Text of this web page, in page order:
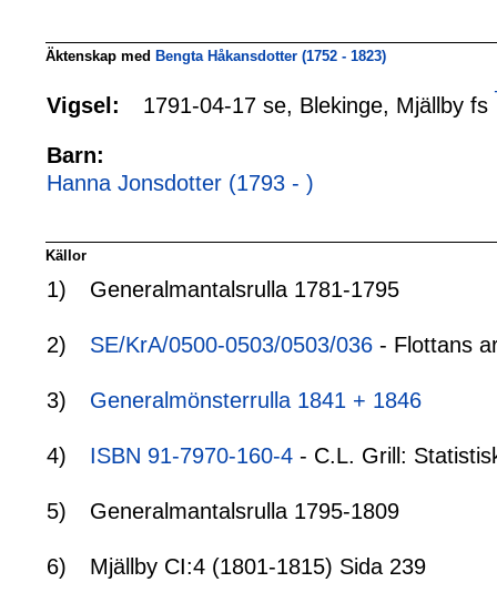
Äktenskap med Bengta Håkansdotter (1752 - 1823)
Vigsel: 1791-04-17 se, Blekinge, Mjällby fs
Barn:
Hanna Jonsdotter (1793 - )
Källor
1) Generalmantalsrulla 1781-1795
2) SE/KrA/0500-0503/0503/036 - Flottans
3) Generalmönsterrulla 1841 + 1846
4) ISBN 91-7970-160-4 - C.L. Grill:
5) Generalmantalsrulla 1795-1809
6) Mjällby CI:4 (1801-1815) Sida 239